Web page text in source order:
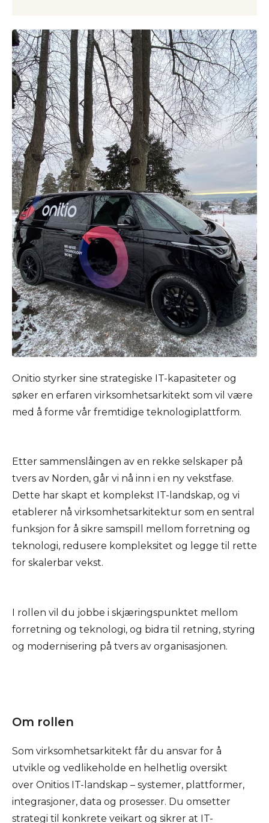
Onitio styrker sine strategiske IT-kapasiteter og
søker en erfaren virksomhetsarkitekt som vil være
med å forme vår fremtidige teknologiplattform.
Etter sammenslåingen av en rekke selskaper på
tvers av Norden, går vi nå inn i en ny vekstfase.
Dette har skapt et komplekst IT-landskap, og vi
etablerer nå virksomhetsarkitektur som en sentral
funksjon for å sikre samspill mellom forretning og
teknologi, redusere kompleksitet og legge til rette
for skalerbar vekst.
I rollen vil du jobbe i skjæringspunktet mellom
forretning og teknologi, og bidra til retning, styring
og modernisering på tvers av organisasjonen.
Om rollen
Som virksomhetsarkitekt får du ansvar for å
utvikle og vedlikeholde en helhetlig oversikt
over Onitios IT-landskap – systemer, plattformer,
integrasjoner, data og prosesser. Du omsetter
strategi til konkrete veikart og sikrer at IT-